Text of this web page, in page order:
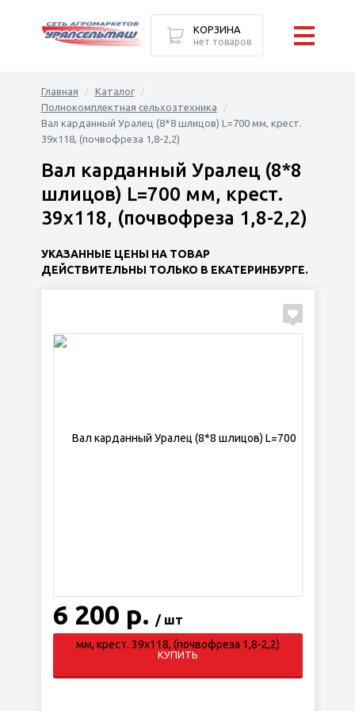
Главная
Каталог
Полнокомплектная сельхозтехника
Вал карданный Уралец (8*8 шлицов) L=700 мм, крест.
39х118, (почвофреза 1,8-2,2)
Вал карданный Уралец (8*8
шлицов) L=700 мм, крест.
39х118, (почвофреза 1,8-2,2)
УКАЗАННЫЕ ЦЕНЫ НА ТОВАР
ДЕЙСТВИТЕЛЬНЫ ТОЛЬКО В ЕКАТЕРИНБУРГЕ.
6 200 р. / шт
КУПИТЬ
КОРЗИНА
нет товаров